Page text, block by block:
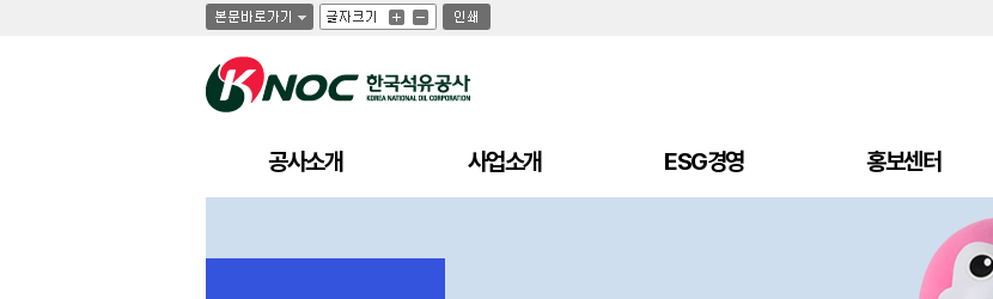
글
자
기
글
자
기
크
글
자
기
작
인
쇄
공사소개 사업소개 ESG경영 홍보센터